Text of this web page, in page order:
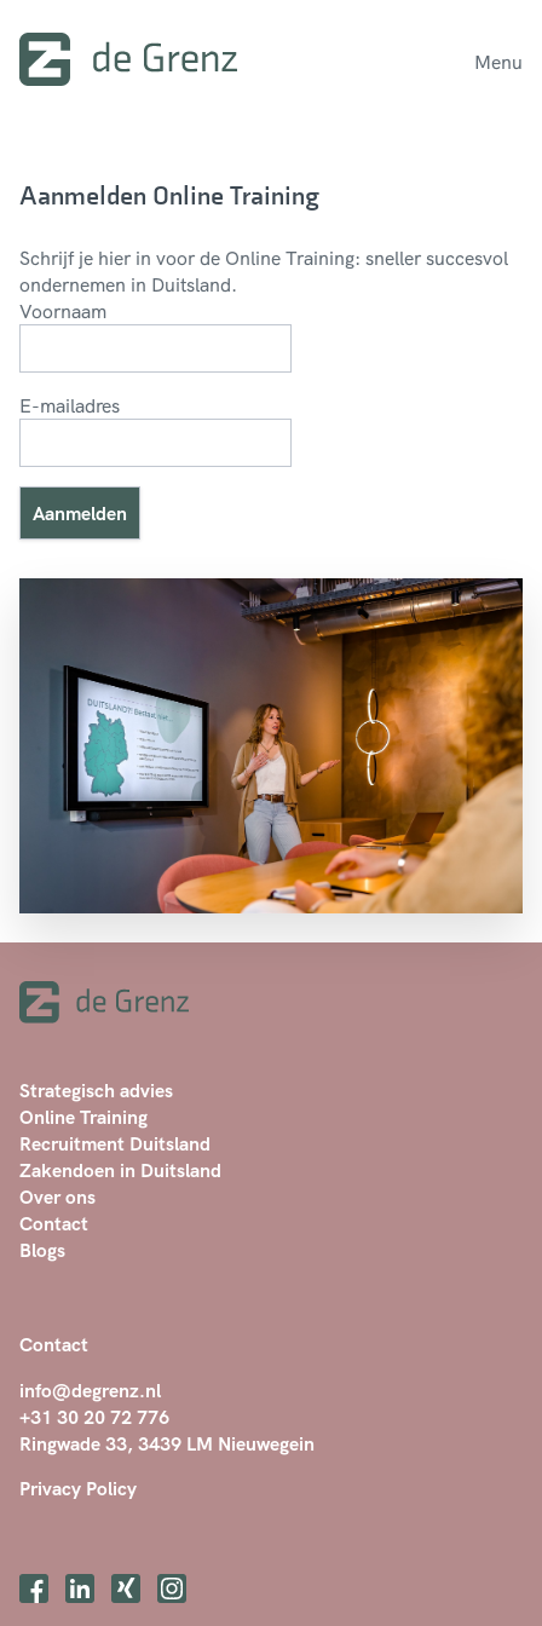
Menu
Aanmelden Online Training
Schrijf je hier in voor de Online Training: sneller succesvol
ondernemen in Duitsland.
Voornaam
E-mailadres
Strategisch advies
Online Training
Recruitment Duitsland
Zakendoen in Duitsland
Over ons
Contact
Blogs
Contact
info@degrenz.nl
+31 30 20 72 776
Ringwade 33, 3439 LM Nieuwegein
Privacy Policy